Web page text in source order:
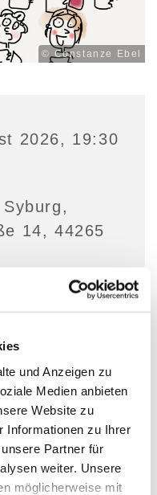
und Anzeigen zu
Medien anbieten
Website zu
Informationen zu Ihrer
Partner für
weiter. Unsere
möglicherweise mit
© Constanze Ebel
2026, 19:30
14, 44265